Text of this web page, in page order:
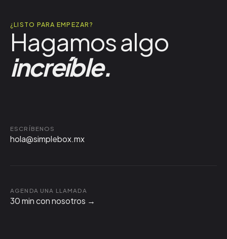
¿LISTO PARA EMPEZAR?
Hagamos algo
increíble.
ESCRÍBENOS
hola@simplebox.mx
AGENDA UNA LLAMADA
30 min con nosotros →